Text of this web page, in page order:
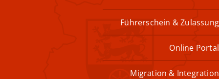
Führerschein & Zulassung
Online Portal
Migration & Integration